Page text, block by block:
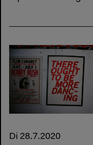
Di 28.7.2020